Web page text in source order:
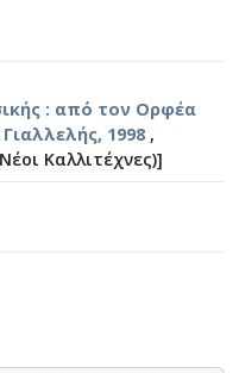
: από τον Ορφέα
1998 ,
Καλλιτέχνες)]